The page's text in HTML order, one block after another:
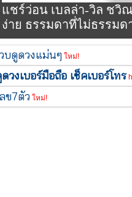
แชร์ว่อน เบลล่า-วิล ชวิ
ง่าย ธรรมดาที่ไม่ธรรมด
บดูดวงแม่นๆ ใหม่!
วงเบอร์มือถือ เช็คเบอร์โทร
ข7ตัว ใหม่!